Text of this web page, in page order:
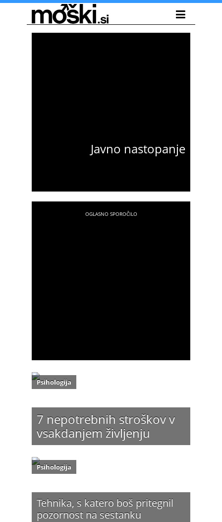
Javno nastopanje
Nina Simić
Že desetletje se profesionalno ukvarjam z
7 nepotrebnih stroškov v
vsakdanjem življenju
Psihologija
Tehnika, s katero boš pritegnil
pozornost na sestanku
Psihologija